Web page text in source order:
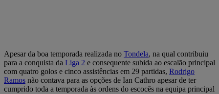
Apesar da boa temporada realizada no Tondela, na qual contribuiu
para a conquista da Liga 2 e consequente subida ao escalão principal
com quatro golos e cinco assistências em 29 partidas, Rodrigo
Ramos não contava para as opções de Ian Cathro apesar de ter
cumprido toda a temporada às ordens do escocês na equipa principal